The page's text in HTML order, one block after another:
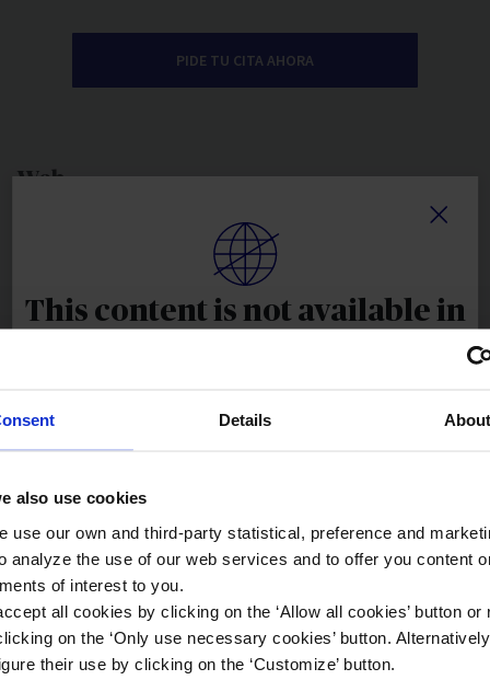
Details
also use cookies
use our own and third-party statistical, preference and
analyze the use of our web services and to offer you content
of interest to you.
all cookies by clicking on the ‘Allow all cookies’ button or
on the ‘Only use necessary cookies’ button.
their use by clicking on the ‘Customize’ button.
PIDE TU CITA AHORA
Web
¿Quieres darnos un parte de siniestro a través de la Web? Sólo
tienes que entrar en nuestro espacio para clientes y podrá realizar la
declaración del siniestro totalmente online.
Accede a Web Clientes
en el Apple Store.
Descarga tu aplicación para Android 2.0 directamente desde este
enlaceen el Android Market
Además, si eres e-cliente podrás hacer un seguimiento de tu
This content is not available in
Sorry, you will see this content in Spanish
DON'T SHOW THIS MESSAGE AGAIN